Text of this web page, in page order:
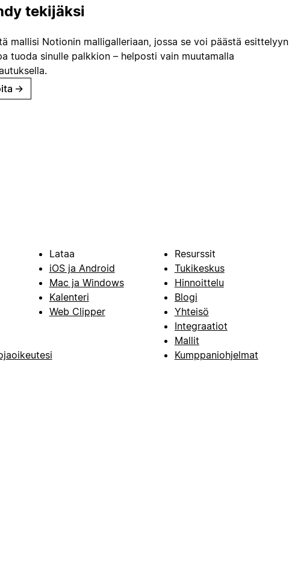
tekijäksi
mallisi Notionin malligalleriaan, jossa se voi päästä esittelyyn
tuoda sinulle palkkion – helposti vain muutamalla
→
Lataa
iOS ja Android
Mac ja Windows
Kalenteri
Web Clipper
Resurssit
Tukikeskus
Hinnoittelu
Blogi
Yhteisö
Integraatiot
Mallit
Kumppaniohjelmat